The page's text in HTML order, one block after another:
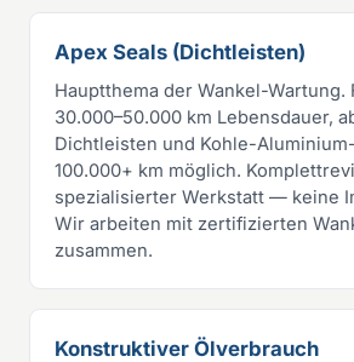
Apex Seals (Dichtleisten)
Hauptthema der Wankel-Wartung.
30.000–50.000 km Lebensdauer,
Dichtleisten und Kohle-
100.000+ km möglich.
spezialisierter Werkstatt — keine
Wir arbeiten mit zertifizierten
zusammen.
Konstruktiver Ölverbrauch